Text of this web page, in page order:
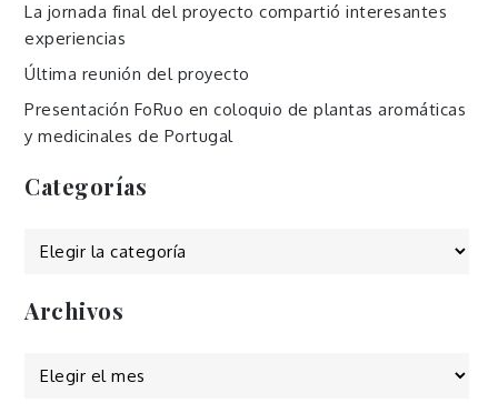
La jornada final del proyecto compartió interesantes
experiencias
Última reunión del proyecto
Presentación FoRuo en coloquio de plantas aromáticas
y medicinales de Portugal
Categorías
Categorías
Archivos